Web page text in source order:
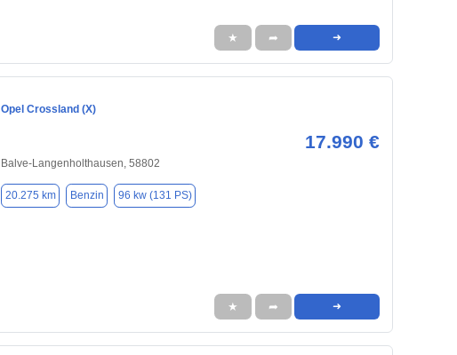
★ ➦ ➜
Opel Crossland (X)
17.990 €
Balve-Langenholthausen, 58802
20.275 km Benzin 96 kw (131 PS)
★ ➦ ➜